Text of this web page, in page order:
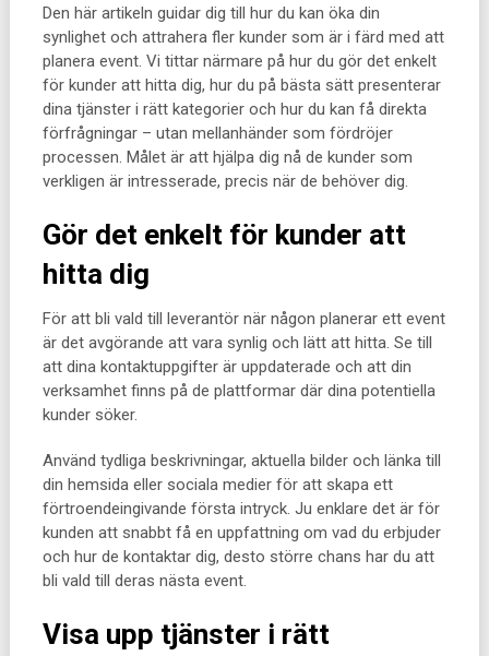
Den här artikeln guidar dig till hur du kan öka din
synlighet och attrahera fler kunder som är i färd med att
planera event. Vi tittar närmare på hur du gör det enkelt
för kunder att hitta dig, hur du på bästa sätt presenterar
dina tjänster i rätt kategorier och hur du kan få direkta
förfrågningar – utan mellanhänder som fördröjer
processen. Målet är att hjälpa dig nå de kunder som
verkligen är intresserade, precis när de behöver dig.
Gör det enkelt för kunder att
hitta dig
För att bli vald till leverantör när någon planerar ett event
är det avgörande att vara synlig och lätt att hitta. Se till
att dina kontaktuppgifter är uppdaterade och att din
verksamhet finns på de plattformar där dina potentiella
kunder söker.
Använd tydliga beskrivningar, aktuella bilder och länka till
din hemsida eller sociala medier för att skapa ett
förtroendeingivande första intryck. Ju enklare det är för
kunden att snabbt få en uppfattning om vad du erbjuder
och hur de kontaktar dig, desto större chans har du att
bli vald till deras nästa event.
Visa upp tjänster i rätt